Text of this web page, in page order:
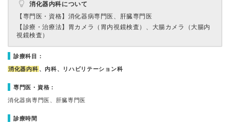
消化器内科について
【専門医・資格】 消化器病専門医、肝臓専門医
【診療・治療法】 胃カメラ（胃内視鏡検査）、大腸カメラ（大腸内
視鏡検査）
診療科目：
消化器内科 、内科、リハビリテーション科
専門医・資格：
消化器病専門医、肝臓専門医
診療時間